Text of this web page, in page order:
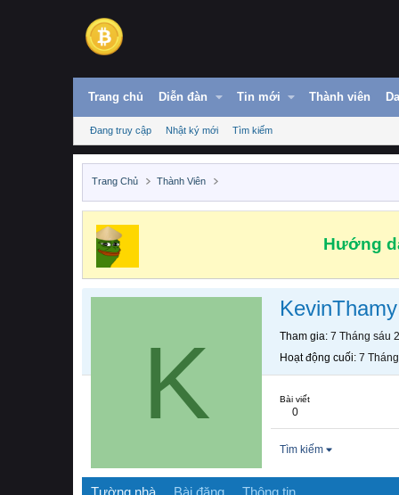
Trang chủ Diễn đàn Tin mới Thành viên
Đang truy cập Nhật ký mới Tìm kiếm
Trang Chủ Thành Viên
Hướng
K
KevinThamy
Tham gia 7 Tháng sáu
Hoạt động cuối 7
Bài viết
0
Tìm kiếm
Tường nhà Bài đăng Thông tin